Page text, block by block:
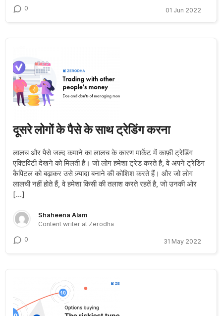
0 01 Jun 2022
दूसरे लोगों के पैसे के साथ ट्रेडिंग करना
लालच और पैसे जल्द कमाने का लालच के कारण मार्केट में काफ़ी ट्रेडिंग
एक्टिविटी देखने को मिलती है। जो लोग हमेशा ट्रेड करते है, वे अपने ट्रेडिंग
कैपिटल को बढ़ाकर उसे ज़्यादा बनाने की कोशिश करते हैं। और जो लोग
लालची नहीं होते हैं, वे हमेशा किसी की तलाश करते रहतें है, जो उनकी ओर
[…]
Shaheena Alam
Content writer at Zerodha
0 31 May 2022